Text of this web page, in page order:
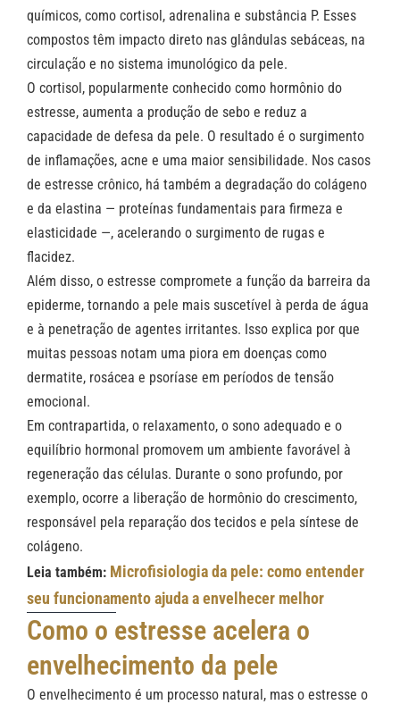
químicos, como cortisol, adrenalina e substância P. Esses
compostos têm impacto direto nas glândulas sebáceas, na
circulação e no sistema imunológico da pele.
O cortisol, popularmente conhecido como hormônio do
estresse, aumenta a produção de sebo e reduz a
capacidade de defesa da pele. O resultado é o surgimento
de inflamações, acne e uma maior sensibilidade. Nos casos
de estresse crônico, há também a degradação do colágeno
e da elastina — proteínas fundamentais para firmeza e
elasticidade —, acelerando o surgimento de rugas e
flacidez.
Além disso, o estresse compromete a função da barreira da
epiderme, tornando a pele mais suscetível à perda de água
e à penetração de agentes irritantes. Isso explica por que
muitas pessoas notam uma piora em doenças como
dermatite, rosácea e psoríase em períodos de tensão
emocional.
Em contrapartida, o relaxamento, o sono adequado e o
equilíbrio hormonal promovem um ambiente favorável à
regeneração das células. Durante o sono profundo, por
exemplo, ocorre a liberação de hormônio do crescimento,
responsável pela reparação dos tecidos e pela síntese de
colágeno.
Leia também: Microfisiologia da pele: como entender
seu funcionamento ajuda a envelhecer melhor
Como o estresse acelera o
envelhecimento da pele
O envelhecimento é um processo natural, mas o estresse o